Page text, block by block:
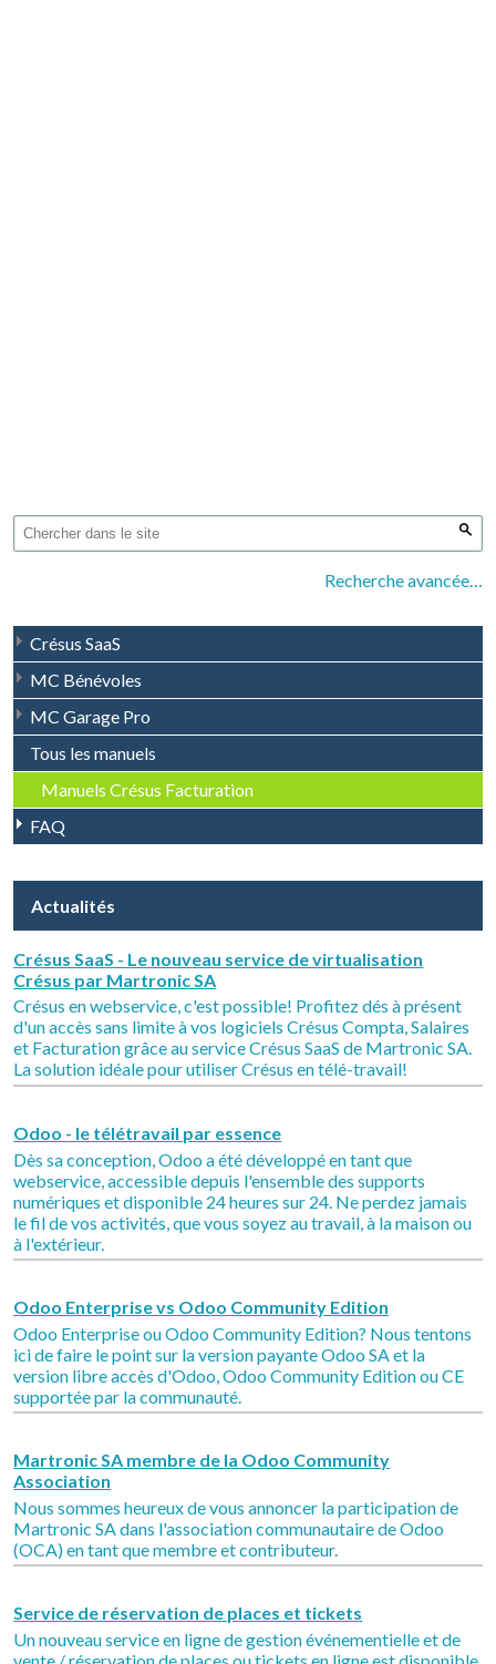
Recherche avancée…
Crésus SaaS
MC Bénévoles
MC Garage Pro
Tous les manuels
Manuels Crésus Facturation
FAQ
Actualités
Crésus SaaS - Le nouveau service de virtualisation
Crésus par Martronic SA
Crésus en webservice, c'est possible! Profitez dés à présent
d'un accès sans limite à vos logiciels Crésus Compta, Salaires
et Facturation grâce au service Crésus SaaS de Martronic SA.
La solution idéale pour utiliser Crésus en télé-travail!
Odoo - le télétravail par essence
Dès sa conception, Odoo a été développé en tant que
webservice, accessible depuis l'ensemble des supports
numériques et disponible 24 heures sur 24. Ne perdez jamais
le fil de vos activités, que vous soyez au travail, à la maison ou
à l'extérieur.
Odoo Enterprise vs Odoo Community Edition
Odoo Enterprise ou Odoo Community Edition? Nous tentons
ici de faire le point sur la version payante Odoo SA et la
version libre accès d'Odoo, Odoo Community Edition ou CE
supportée par la communauté.
Martronic SA membre de la Odoo Community
Association
Nous sommes heureux de vous annoncer la participation de
Martronic SA dans l'association communautaire de Odoo
(OCA) en tant que membre et contributeur.
Service de réservation de places et tickets
Un nouveau service en ligne de gestion événementielle et de